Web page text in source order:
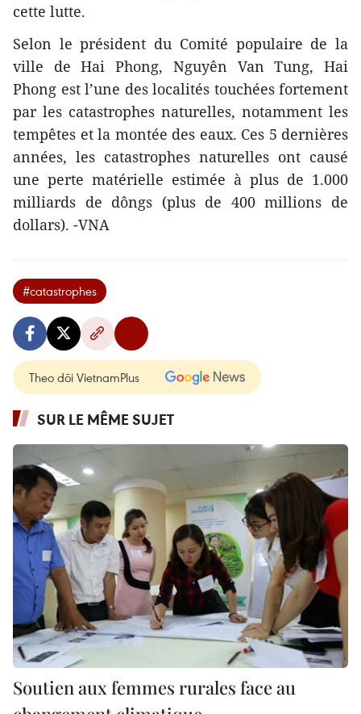
cette lutte.
Selon le président du Comité populaire de la
ville de Hai Phong, Nguyên Van Tung, Hai
Phong est l’une des localités touchées fortement
par les catastrophes naturelles, notamment les
tempêtes et la montée des eaux. Ces 5 dernières
années, les catastrophes naturelles ont causé
une perte matérielle estimée à plus de 1.000
milliards de dôngs (plus de 400 millions de
dollars). -VNA
#catastrophes
Theo dõi VietnamPlus
SUR LE MÊME SUJET
Soutien aux femmes rurales face au